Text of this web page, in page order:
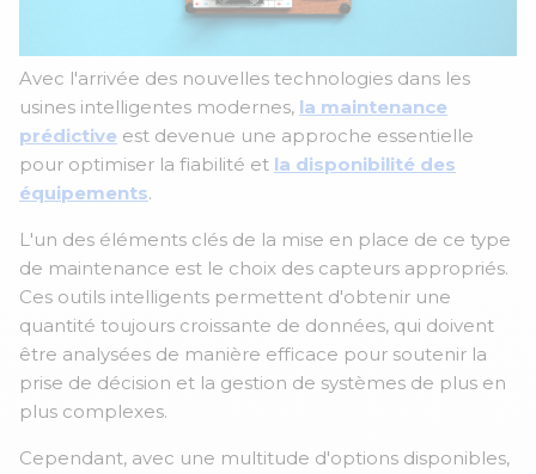
Avec l'arrivée des nouvelles technologies dans les
usines intelligentes modernes, la maintenance
prédictive est devenue une approche essentielle
pour optimiser la fiabilité et la disponibilité des
équipements.
L'un des éléments clés de la mise en place de ce type
de maintenance est le choix des capteurs appropriés.
Ces outils intelligents permettent d'obtenir une
quantité toujours croissante de données, qui doivent
être analysées de manière efficace pour soutenir la
prise de décision et la gestion de systèmes de plus en
plus complexes.
Cependant, avec une multitude d'options disponibles,